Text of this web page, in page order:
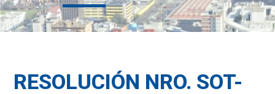
RESOLUCIÓN NRO. SOT-